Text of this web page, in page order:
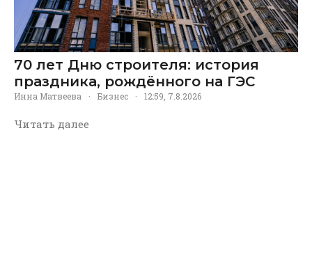
70 лет Дню строителя: история
праздника, рождённого на ГЭС
Инна Матвеева · Бизнес · 12:59, 7.8.2026
Читать далее